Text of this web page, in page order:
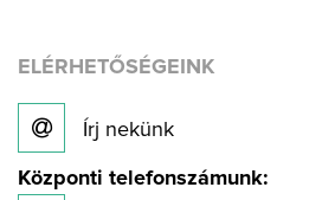
ELÉRHETŐSÉGEINK
Írj nekünk
Központi telefonszámunk: